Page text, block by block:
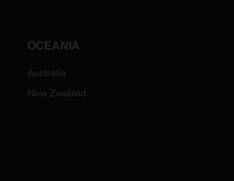
OCEANIA
Australia
New Zealand